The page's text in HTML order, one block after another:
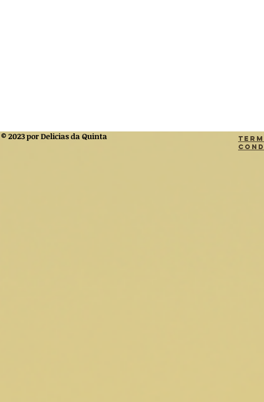
© 2023 por Delicias da Quinta